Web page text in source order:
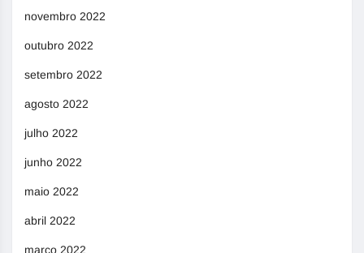
novembro 2022
outubro 2022
setembro 2022
agosto 2022
julho 2022
junho 2022
maio 2022
abril 2022
março 2022